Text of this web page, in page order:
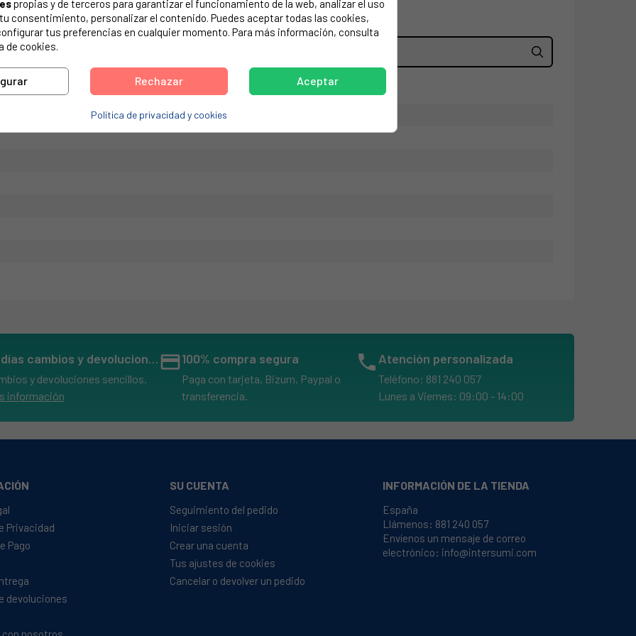
tu electrodoméstico. Suele estar formado por números y letras.
Medidas 57,5 de largo. Actualmente se suministra en color blanco.
14 días cambios y devoluciones
y devoluciones sencillos.
información
credit_card100% compra segura
Paga con tarjeta, Bizum, Paypal o
transferencia.
phone Atención personalizada
Teléfono: 881 240 057
Lunes a Viernes: 09:00 - 14:00
Privacidad
Pago
devoluciones
SU CUENTA
Seguimiento del pedido
Iniciar sesión
Crear una cuenta
Tus ajustes de cookies
Cancelar o devolver un pedido
INFORMACIÓN DE LA TIENDA
España
Llámenos: 881 240 057
Envíenos un mensaje de correo
electrónico: info@intersumi.com
propias y de terceros para garantizar el funcionamiento de la web, analizar el uso
consentimiento, personalizar el contenido. Puedes aceptar todas las cookies,
tus preferencias en cualquier momento. Para más información, consulta
de cookies.
Rechazar Aceptar
Política de privacidad y cookies